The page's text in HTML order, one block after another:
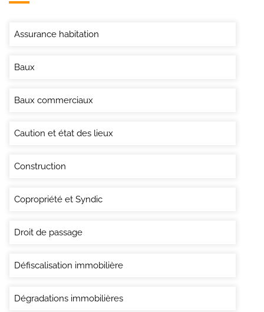
Assurance habitation
Baux
Baux commerciaux
Caution et état des lieux
Construction
Copropriété et Syndic
Droit de passage
Défiscalisation immobilière
Dégradations immobilières